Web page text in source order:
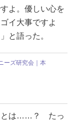
よ。優しい心を
イ大事ですよ
と語った。
ーズ研究会｜本
とは……？ たっ